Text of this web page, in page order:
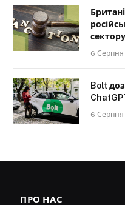
сектору
6
Bolt
6
ПРО НАС